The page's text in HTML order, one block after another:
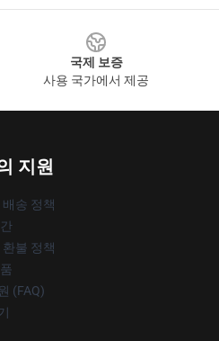
국제 보증
사용 국가에서 제공
지원
송 정책
불 정책
(FAQ)